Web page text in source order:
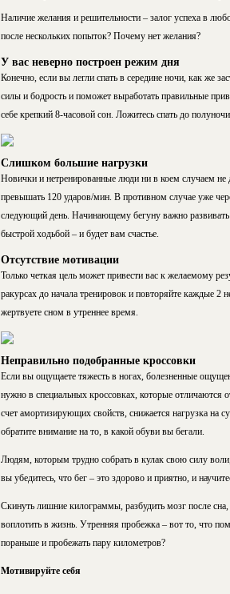
Наличие желания и решительности – залог успеха в
после нескольких попыток? Почему нет желания?
У вас неверно построен режим дня
Конечно, если вы легли спать в середине ночи, как же
силы и бодрость и поможет выработать правильные
себе крепкий 8-часовой сон. Ложитесь спать до
Слишком большие нагрузки
Новички и нетренированные люди ни в коем случаем не
превышать 120 ударов/мин. В противном случае уже
следующий день. Начинающему бегуну важно развивать
быстрой ходьбой – и будет вам счастье.
Отсутствие мотивации
Только четкая цель может привести вас к желаемому
ракурсах до начала тренировок и повторяйте каждые 2
жертвуете сном в утреннее время.
Неправильно подобранные кроссовки
Если вы ощущаете тяжесть в ногах, болезненные
нужно в специальных кроссовках, которые отличаются
счет амортизирующих свойств, снижается нагрузка на
обратите внимание на то, в какой обуви вы бегали.
Людям, которым трудно собрать в кулак свою силу
вы убедитесь, что бег – это здорово и приятно, и
Скинуть лишние килограммы, разбудить мозг после
воплотить в жизнь. Утренняя пробежка – вот то, что
пораньше и пробежать пару километров?
Мотивируйте себя